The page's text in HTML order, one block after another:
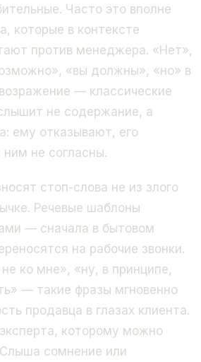
Часто это вполне
которые в контексте
против менеджера. «Нет»,
«вы должны», «но» в
— классические
не содержание, а
ему отказывают, его
ним не согласны.
стоп-слова не из злого
Речевые шаблоны
— сначала в бытовом
на рабочие звонки.
ко мне», «ну, в принципе,
— такие фразы мгновенно
продавца в глазах клиента.
которому можно
сомнение или